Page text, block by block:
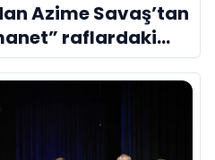
Azime Savaş’tan
raflardaki